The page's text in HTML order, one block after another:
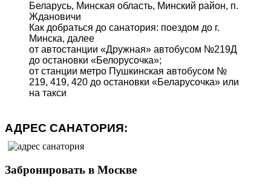
Беларусь, Минская область, Минский район, п.
Ждановичи
Как добраться до санатория: поездом до г.
Минска, далее
от автостанции «Дружная» автобусом №219Д
до остановки «Белорусочка»;
от станции метро Пушкинская автобусом №
219, 419, 420 до остановки «Беларусочка» или
на такси
АДРЕС САНАТОРИЯ:
Забронировать в Москве